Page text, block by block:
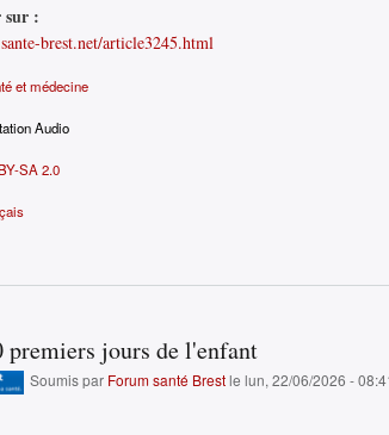
sur :
brest.net/article3245.html
et médecine
Audio
SA 2.0
premiers jours de l'enfant
Soumis par Forum santé Brestle lun, 22/06/2026 -